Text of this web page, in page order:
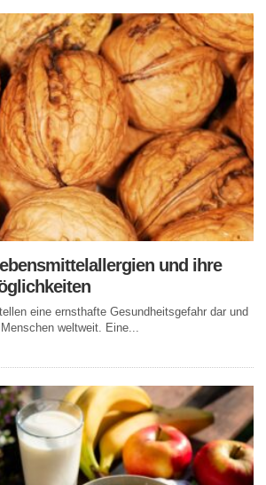
und ihre
eine ernsthafte Gesundheitsgefahr dar und
weltweit. Eine...